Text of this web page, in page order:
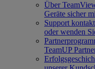
Über
Geräte sicher
Support
oder wenden
TeamUP